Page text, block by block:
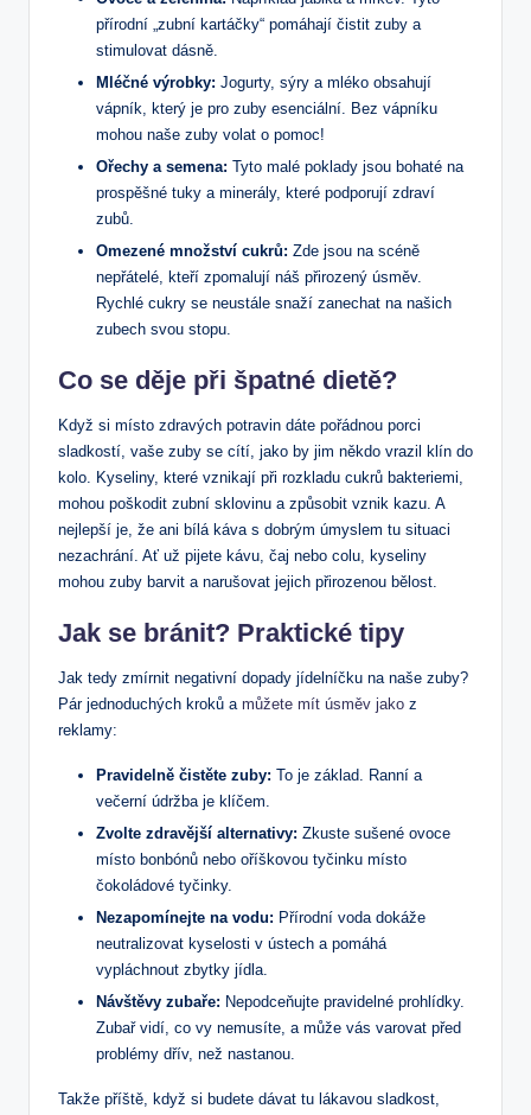
přírodní „zubní kartáčky“ pomáhají čistit zuby a
stimulovat dásně.
Mléčné výrobky: Jogurty, sýry a mléko obsahují
vápník, který je pro zuby esenciální. Bez vápníku
mohou naše zuby volat o pomoc!
Ořechy a semena: Tyto malé poklady jsou bohaté na
prospěšné tuky a minerály, které podporují zdraví
zubů.
Omezené množství cukrů: Zde jsou na scéně
nepřátelé, kteří zpomalují náš přirozený úsměv.
Rychlé cukry se neustále snaží zanechat na našich
zubech svou stopu.
Co se děje při špatné dietě?
Když si místo zdravých potravin dáte pořádnou porci
sladkostí, vaše zuby se cítí, jako by jim někdo vrazil klín do
kolo. Kyseliny, které vznikají při rozkladu cukrů bakteriemi,
mohou poškodit zubní sklovinu a způsobit vznik kazu. A
nejlepší je, že ani bílá káva s dobrým úmyslem tu situaci
nezachrání. Ať už pijete kávu, čaj nebo colu, kyseliny
mohou zuby barvit a narušovat jejich přirozenou bělost.
Jak se bránit? Praktické tipy
Jak tedy zmírnit negativní dopady jídelníčku na naše zuby?
Pár jednoduchých kroků a můžete mít úsměv jako z
reklamy:
Pravidelně čistěte zuby: To je základ. Ranní a
večerní údržba je klíčem.
Zvolte zdravější alternativy: Zkuste sušené ovoce
místo bonbónů nebo oříškovou tyčinku místo
čokoládové tyčinky.
Nezapomínejte na vodu: Přírodní voda dokáže
neutralizovat kyselosti v ústech a pomáhá
vypláchnout zbytky jídla.
Návštěvy zubaře: Nepodceňujte pravidelné prohlídky.
Zubař vidí, co vy nemusíte, a může vás varovat před
problémy dřív, než nastanou.
Takže příště, když si budete dávat tu lákavou sladkost,